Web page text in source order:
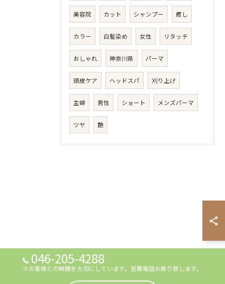
美容院 カット シャンプー 癒し
カラー 白髪染め 女性 リタッチ
おしゃれ 神奈川県 パーマ
頭皮ケア ヘッドスパ 刈り上げ
主婦 男性 ショート メンズパーマ
ツヤ 艶
046-205-4288
※お客様との時間を大切にしています。営業電話お断り致します。